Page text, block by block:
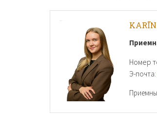
Номер
Э-почта: